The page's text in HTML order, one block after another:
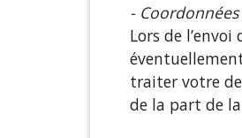
-
Lors de
traiter votre
de la part de